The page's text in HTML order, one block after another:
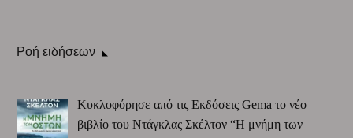
Ροή ειδήσεων
Κυκλοφόρησε από τις Εκδόσεις Gema το νέο
βιβλίο του Ντάγκλας Σκέλτον “Η μνήμη των